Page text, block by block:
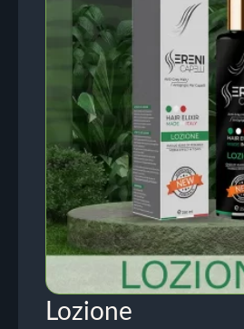
Lozione